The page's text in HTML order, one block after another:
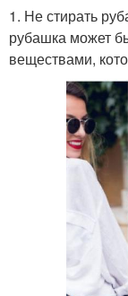
1. Не стирать
рубашка может
веществами,